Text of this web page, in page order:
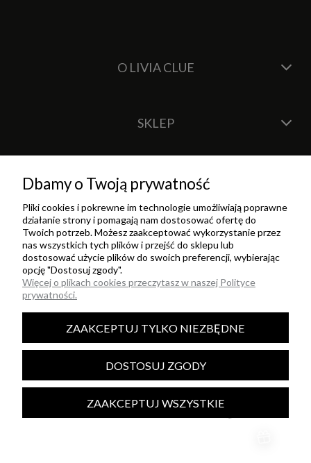
O LIVIA CLUE
SKLEP
Dbamy o Twoją prywatność
Pliki cookies i pokrewne im technologie umożliwiają poprawne
działanie strony i pomagają nam dostosować ofertę do
Twoich potrzeb. Możesz zaakceptować wykorzystanie przez
nas wszystkich tych plików i przejść do sklepu lub
dostosować użycie plików do swoich preferencji, wybierając
opcję "Dostosuj zgody".
Więcej o plikach cookies przeczytasz w naszej Polityce
prywatności.
ZAAKCEPTUJ TYLKO NIEZBĘDNE
DOSTOSUJ ZGODY
ZAAKCEPTUJ WSZYSTKIE